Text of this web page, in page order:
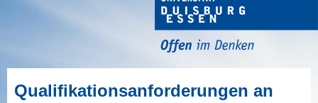
Qualifikationsanforderungen an